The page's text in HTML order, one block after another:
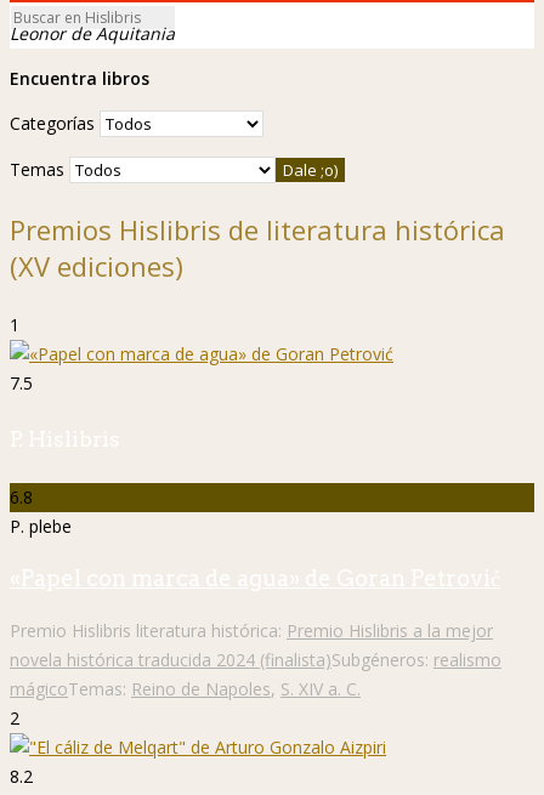
Leonor de Aquitania
Encuentra libros
Categorías
Temas
Premios Hislibris de literatura histórica
(XV ediciones)
1
7.5
P. Hislibris
6.8
P. plebe
«Papel con marca de agua» de Goran Petrović
Premio Hislibris literatura histórica: Premio Hislibris a la mejor
novela histórica traducida 2024 (finalista)Subgéneros: realismo
mágicoTemas: Reino de Napoles, S. XIV a. C.
2
8.2